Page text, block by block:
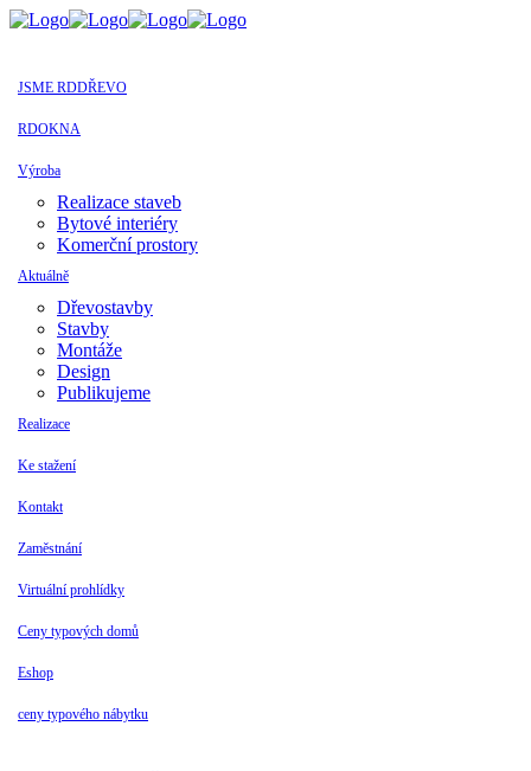
JSME RDDŘEVO
RDOKNA
Výroba
Realizace staveb
Bytové interiéry
Komerční prostory
Aktuálně
Dřevostavby
Stavby
Montáže
Design
Publikujeme
Realizace
Ke stažení
Kontakt
Zaměstnání
Virtuální prohlídky
Ceny typových domů
Eshop
ceny typového nábytku